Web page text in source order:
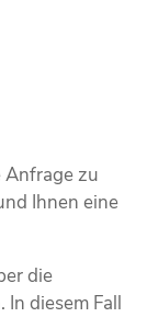
Anfrage zu
Ihnen eine
die
diesem Fall